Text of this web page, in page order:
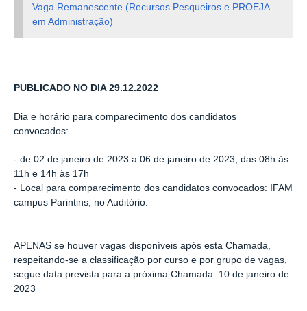
Vaga Remanescente (Recursos Pesqueiros e PROEJA
em Administração)
PUBLICADO NO DIA 29.12.2022
Dia e horário para comparecimento dos candidatos
convocados:
- de 02 de janeiro de 2023 a 06 de janeiro de 2023, das 08h às
11h e 14h às 17h
- Local para comparecimento dos candidatos convocados: IFAM
campus Parintins, no Auditório.
APENAS se houver vagas disponíveis após esta Chamada,
respeitando-se a classificação por curso e por grupo de vagas,
segue data prevista para a próxima Chamada: 10 de janeiro de
2023